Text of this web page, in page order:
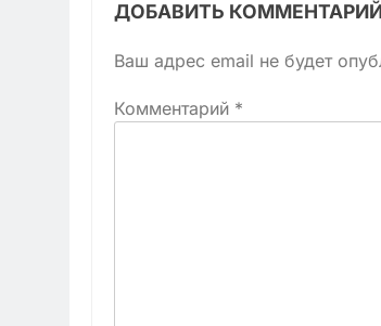
ДОБАВИТЬ
Ваш адрес email не будет
Комментарий *